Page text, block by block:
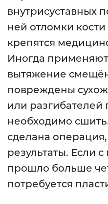
внутрисуставных
ней отломки
крепятся
Иногда
вытяжение
повреждены
или разгибателей
необходимо
сделана
результаты. Если
прошло больше
потребуется